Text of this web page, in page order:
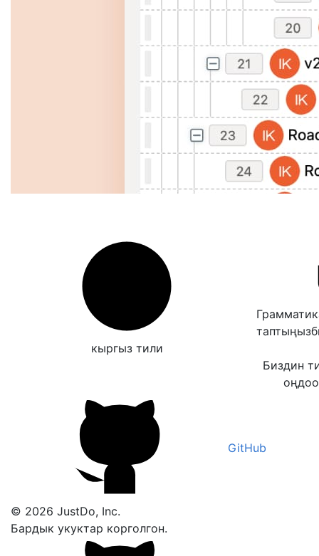
кыргыз тили
Биздин
GitHub
© 2026 JustDo, Inc.
Бардык укуктар корголгон.